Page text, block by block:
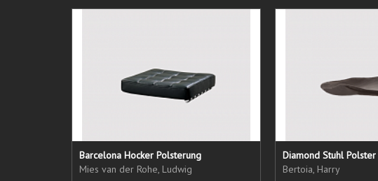
Barcelona Hocker Polsterung
Mies van der Rohe, Ludwig
Diamond Stuhl Polster
Bertoia, Harry